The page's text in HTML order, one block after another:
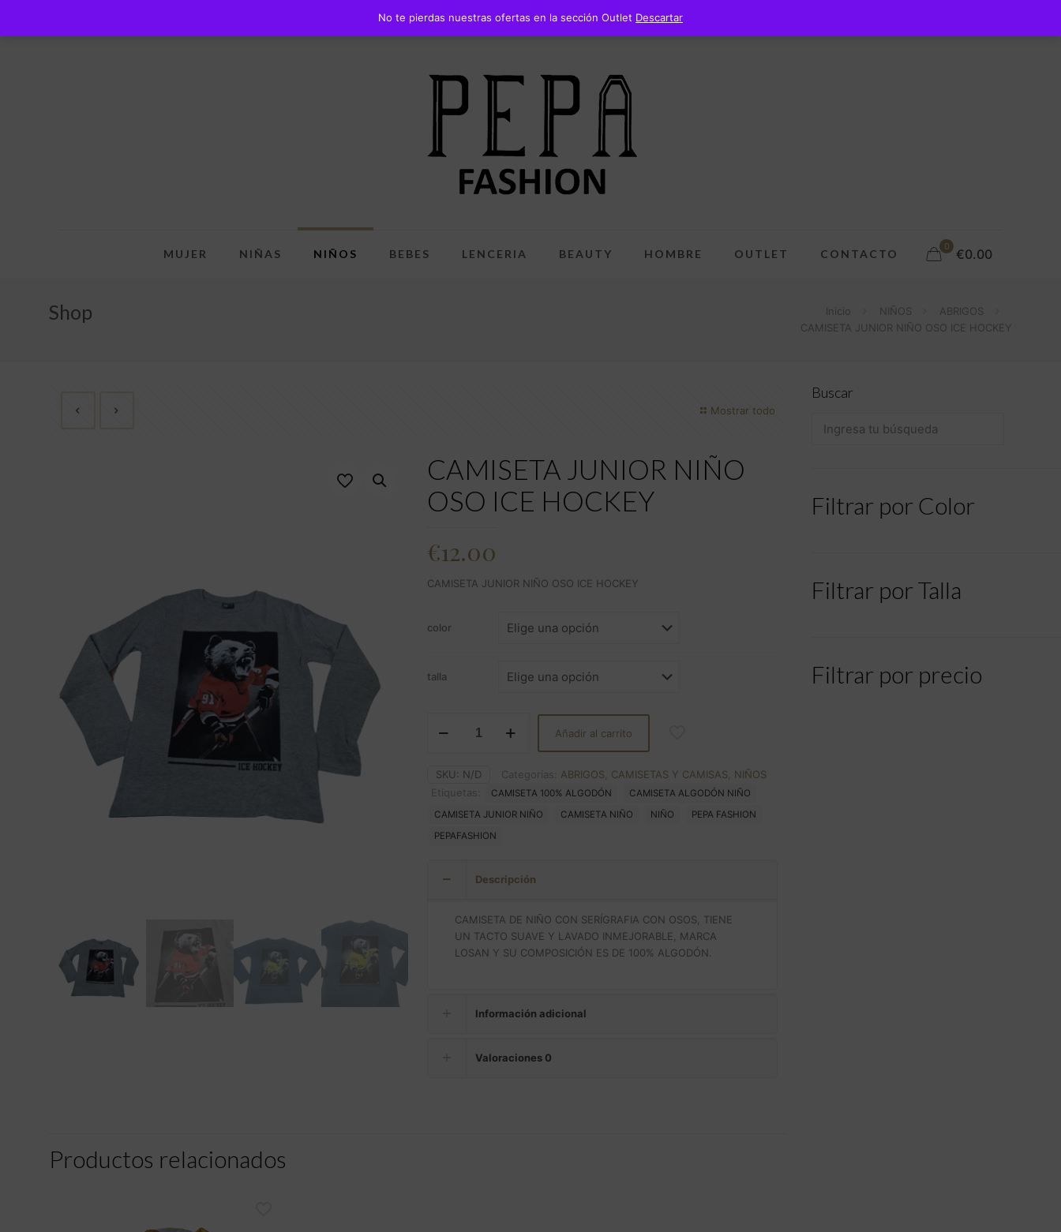
MUJER NIÑAS NIÑOS BEBES LENCERIA BEAUTY HOMBRE OUTLET CONTACTO
0 €0.00
Shop Inicio NIÑOS
ABRIGOS
CAMISETA JUNIOR NIÑO OSO ICE HOCKEY
Mostrar todo
CAMISETA JUNIOR NIÑO
OSO ICE HOCKEY
€12.00
CAMISETA JUNIOR NIÑO OSO ICE HOCKEY
color
talla
JUNIOR
OSO
cantidad
Añadir al carrito
SKU: N/D Categorías: ABRIGOS CAMISETAS Y CAMISAS
NIÑOS
Etiquetas:
CAMISETA 100% ALGODÓN
CAMISETA ALGODÓN NIÑO
CAMISETA JUNIOR NIÑO
CAMISETA NIÑO NIÑO
PEPA FASHION
PEPAFASHION
Descripción
CAMISETA DE NIÑO CON SERÍGRAFIA CON OSOS, TIENE
UN TACTO SUAVE Y LAVADO INMEJORABLE, MARCA
LOSAN Y SU COMPOSICIÓN ES DE 100% ALGODÓN.
Información adicional
Valoraciones 0
Productos relacionados
Buscar
Filtrar por Color
Filtrar por Talla
Filtrar por precio
No te pierdas nuestras ofertas en la sección Outlet Descartar